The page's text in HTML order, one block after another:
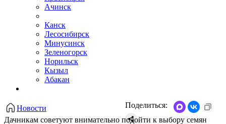
Ачинск
Канск
Лесосибирск
Минусинск
Зеленогорск
Норильск
Кызыл
Абакан
Новости
Дачникам советуют внимательно подойти к выбору семян
Поделиться: